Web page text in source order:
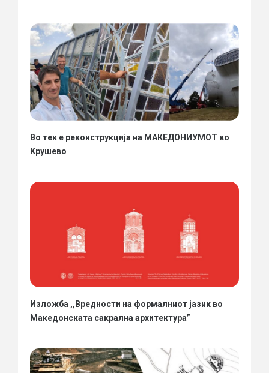
Во тек е реконструкција на МАКЕДОНИУМОТ во
Крушево
Изложба ,,Вредности на формалниот јазик во
Македонската сакрална архитектура”